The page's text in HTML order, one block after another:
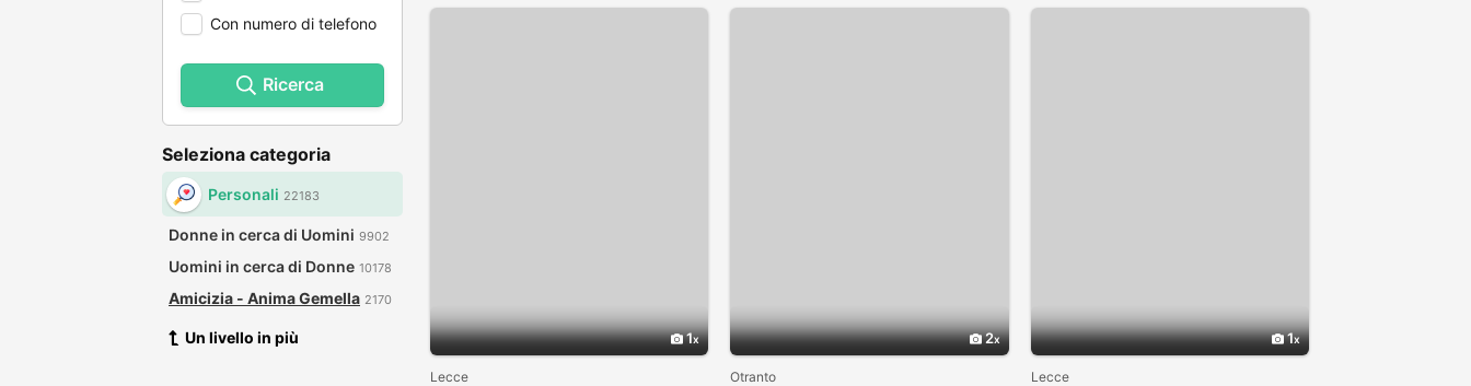
Con numero di telefono
Ricerca
Seleziona categoria
Personali 22183
Donne in cerca di Uomini 9902
Uomini in cerca di Donne 10178
Amicizia - Anima Gemella 2170
Un livello in più 1
Lecce
2
Otranto
1
Lecce